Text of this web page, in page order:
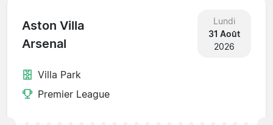
Aston Villa
Arsenal
Lundi
31 Août
2026
Villa Park
Premier League